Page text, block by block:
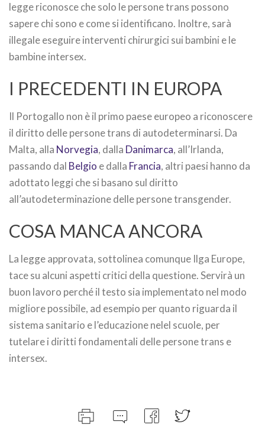
legge riconosce che solo le persone trans possono
sapere chi sono e come si identificano. Inoltre, sarà
illegale eseguire interventi chirurgici sui bambini e le
bambine intersex.
I PRECEDENTI IN EUROPA
Il Portogallo non è il primo paese europeo a riconoscere
il diritto delle persone trans di autodeterminarsi. Da
Malta, alla Norvegia, dalla Danimarca, all’Irlanda,
passando dal Belgio e dalla Francia, altri paesi hanno da
adottato leggi che si basano sul diritto
all’autodeterminazione delle persone transgender.
COSA MANCA ANCORA
La legge approvata, sottolinea comunque Ilga Europe,
tace su alcuni aspetti critici della questione. Servirà un
buon lavoro perché il testo sia implementato nel modo
migliore possibile, ad esempio per quanto riguarda il
sistema sanitario e l’educazione nelel scuole, per
tutelare i diritti fondamentali delle persone trans e
intersex.